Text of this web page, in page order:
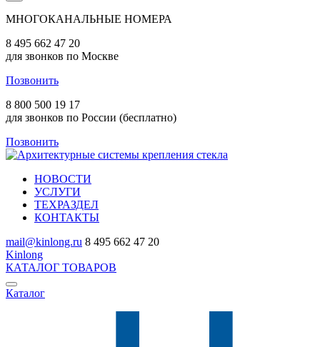
МНОГОКАНАЛЬНЫЕ НОМЕРА
8 495 662 47 20
для звонков по Москве
Позвонить
8 800 500 19 17
для звонков по России (бесплатно)
Позвонить
НОВОСТИ
УСЛУГИ
ТЕХРАЗДЕЛ
КОНТАКТЫ
mail@kinlong.ru 8 495 662 47 20
Kinlong
КАТАЛОГ ТОВАРОВ
Каталог